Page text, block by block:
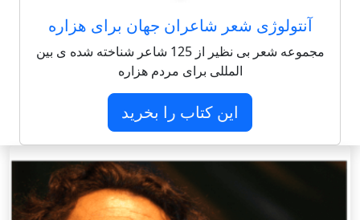
آنتولوژی شعر شاعران جهان برای هزاره
مجموعه شعر بی نظیر از 125 شاعر شناخته شده ی بین
المللی برای مردم هزاره
این کتاب را بخرید